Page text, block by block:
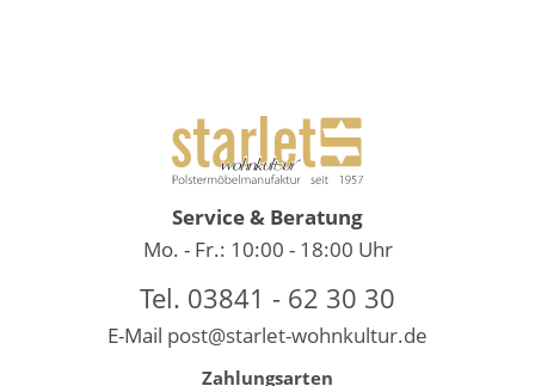
Service & Beratung
Mo. - Fr.: 10:00 - 18:00 Uhr
Tel. 03841 - 62 30 30
E-Mail post@starlet-wohnkultur.de
Zahlungsarten